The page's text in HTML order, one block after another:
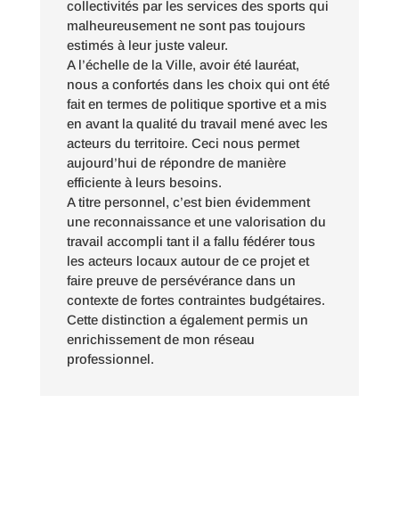
collectivités par les services des sports qui
malheureusement ne sont pas toujours
estimés à leur juste valeur.
A l’échelle de la Ville, avoir été lauréat,
nous a confortés dans les choix qui ont été
fait en termes de politique sportive et a mis
en avant la qualité du travail mené avec les
acteurs du territoire. Ceci nous permet
aujourd’hui de répondre de manière
efficiente à leurs besoins.
A titre personnel, c’est bien évidemment
une reconnaissance et une valorisation du
travail accompli tant il a fallu fédérer tous
les acteurs locaux autour de ce projet et
faire preuve de persévérance dans un
contexte de fortes contraintes budgétaires.
Cette distinction a également permis un
enrichissement de mon réseau
professionnel.